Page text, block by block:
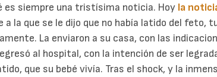
es siempre una tristísima noticia. Hoy la
a la que se le dijo que no había latido del feto,
La enviaron a su casa, con las
al hospital, con la intención de ser
que su bebé vivía. Tras el shock, y la